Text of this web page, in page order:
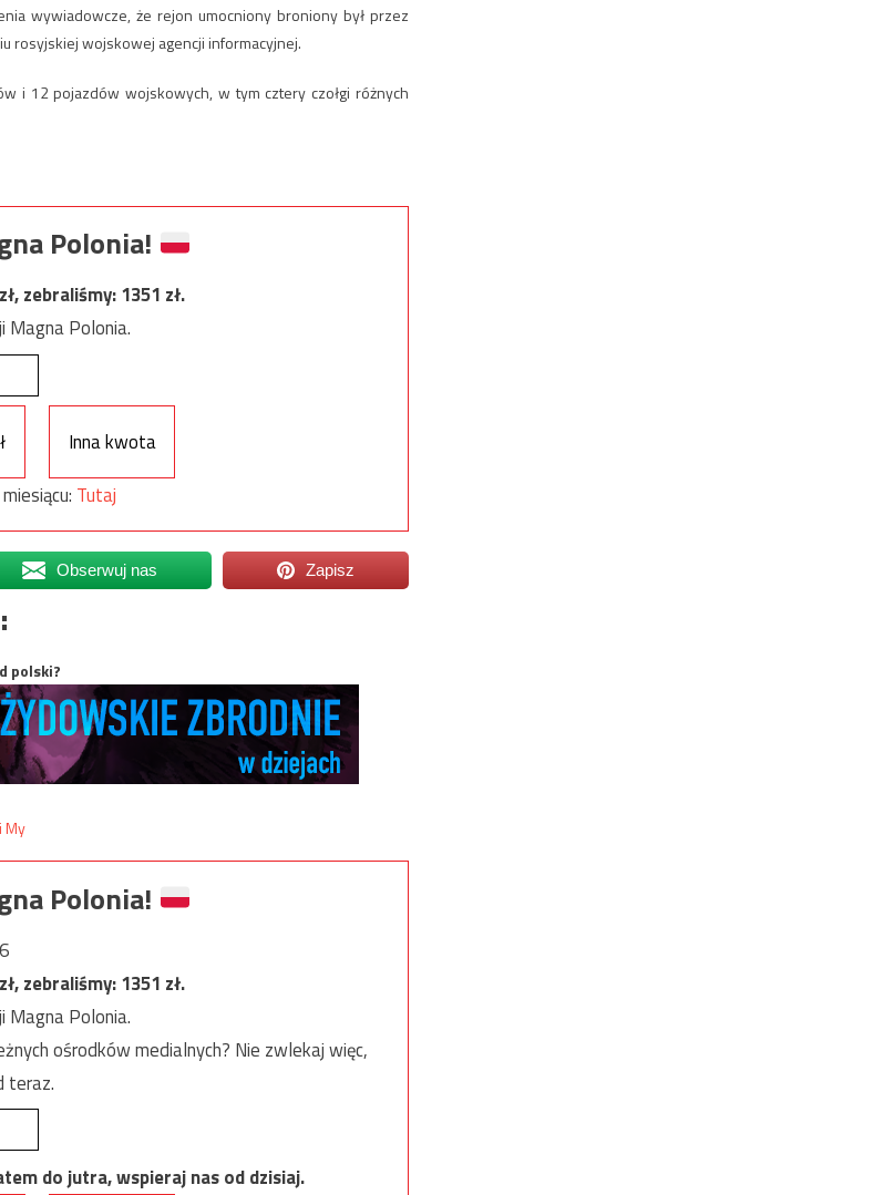
wywiadowcze, że rejon umocniony broniony był przez
rosyjskiej wojskowej agencji informacyjnej.
i 12 pojazdów wojskowych, w tym cztery czołgi różnych
Polonia!
zł, zebraliśmy:1351 zł.
Magna Polonia.
Inna kwota
Tutaj
Obserwuj nas Zapisz
polski?
Polonia!
zł, zebraliśmy:1351 zł.
Magna Polonia.
ośrodków medialnych? Nie zwlekaj więc,
teraz.
do jutra, wspieraj nas od dzisiaj.